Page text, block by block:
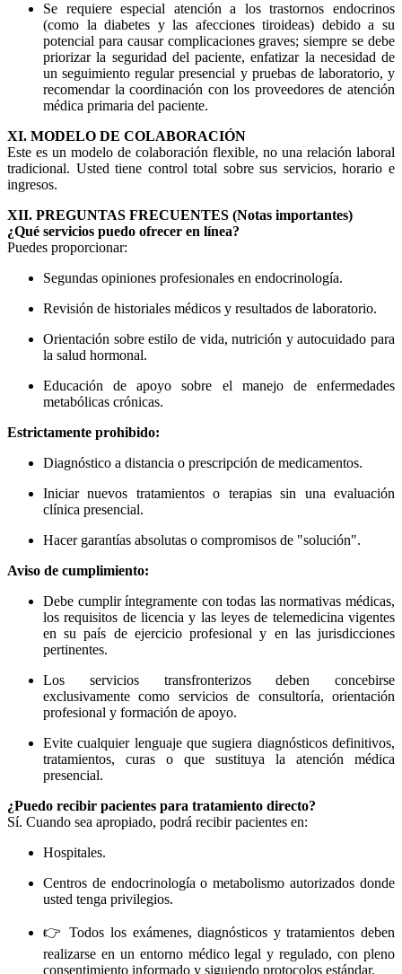
Se requiere especial atención a los trastornos endocrinos
(como la diabetes y las afecciones tiroideas) debido a su
potencial para causar complicaciones graves; siempre se debe
priorizar la seguridad del paciente, enfatizar la necesidad de
un seguimiento regular presencial y pruebas de laboratorio, y
recomendar la coordinación con los proveedores de atención
médica primaria del paciente.
XI. MODELO DE COLABORACIÓN
Este es un modelo de colaboración flexible, no una relación laboral
tradicional. Usted tiene control total sobre sus servicios, horario e
ingresos.
XII. PREGUNTAS FRECUENTES (Notas importantes)
¿Qué servicios puedo ofrecer en línea?
Puedes proporcionar:
Segundas opiniones profesionales en endocrinología.
Revisión de historiales médicos y resultados de laboratorio.
Orientación sobre estilo de vida, nutrición y autocuidado para
la salud hormonal.
Educación de apoyo sobre el manejo de enfermedades
metabólicas crónicas.
Estrictamente prohibido:
Diagnóstico a distancia o prescripción de medicamentos.
Iniciar nuevos tratamientos o terapias sin una evaluación
clínica presencial.
Hacer garantías absolutas o compromisos de "solución".
Aviso de cumplimiento:
Debe cumplir íntegramente con todas las normativas médicas,
los requisitos de licencia y las leyes de telemedicina vigentes
en su país de ejercicio profesional y en las jurisdicciones
pertinentes.
Los servicios transfronterizos deben concebirse
exclusivamente como servicios de consultoría, orientación
profesional y formación de apoyo.
Evite cualquier lenguaje que sugiera diagnósticos definitivos,
tratamientos, curas o que sustituya la atención médica
presencial.
¿Puedo recibir pacientes para tratamiento directo?
Sí. Cuando sea apropiado, podrá recibir pacientes en:
Hospitales.
Centros de endocrinología o metabolismo autorizados donde
usted tenga privilegios.
👉 Todos los exámenes, diagnósticos y tratamientos deben
realizarse en un entorno médico legal y regulado, con pleno
consentimiento informado y siguiendo protocolos estándar.